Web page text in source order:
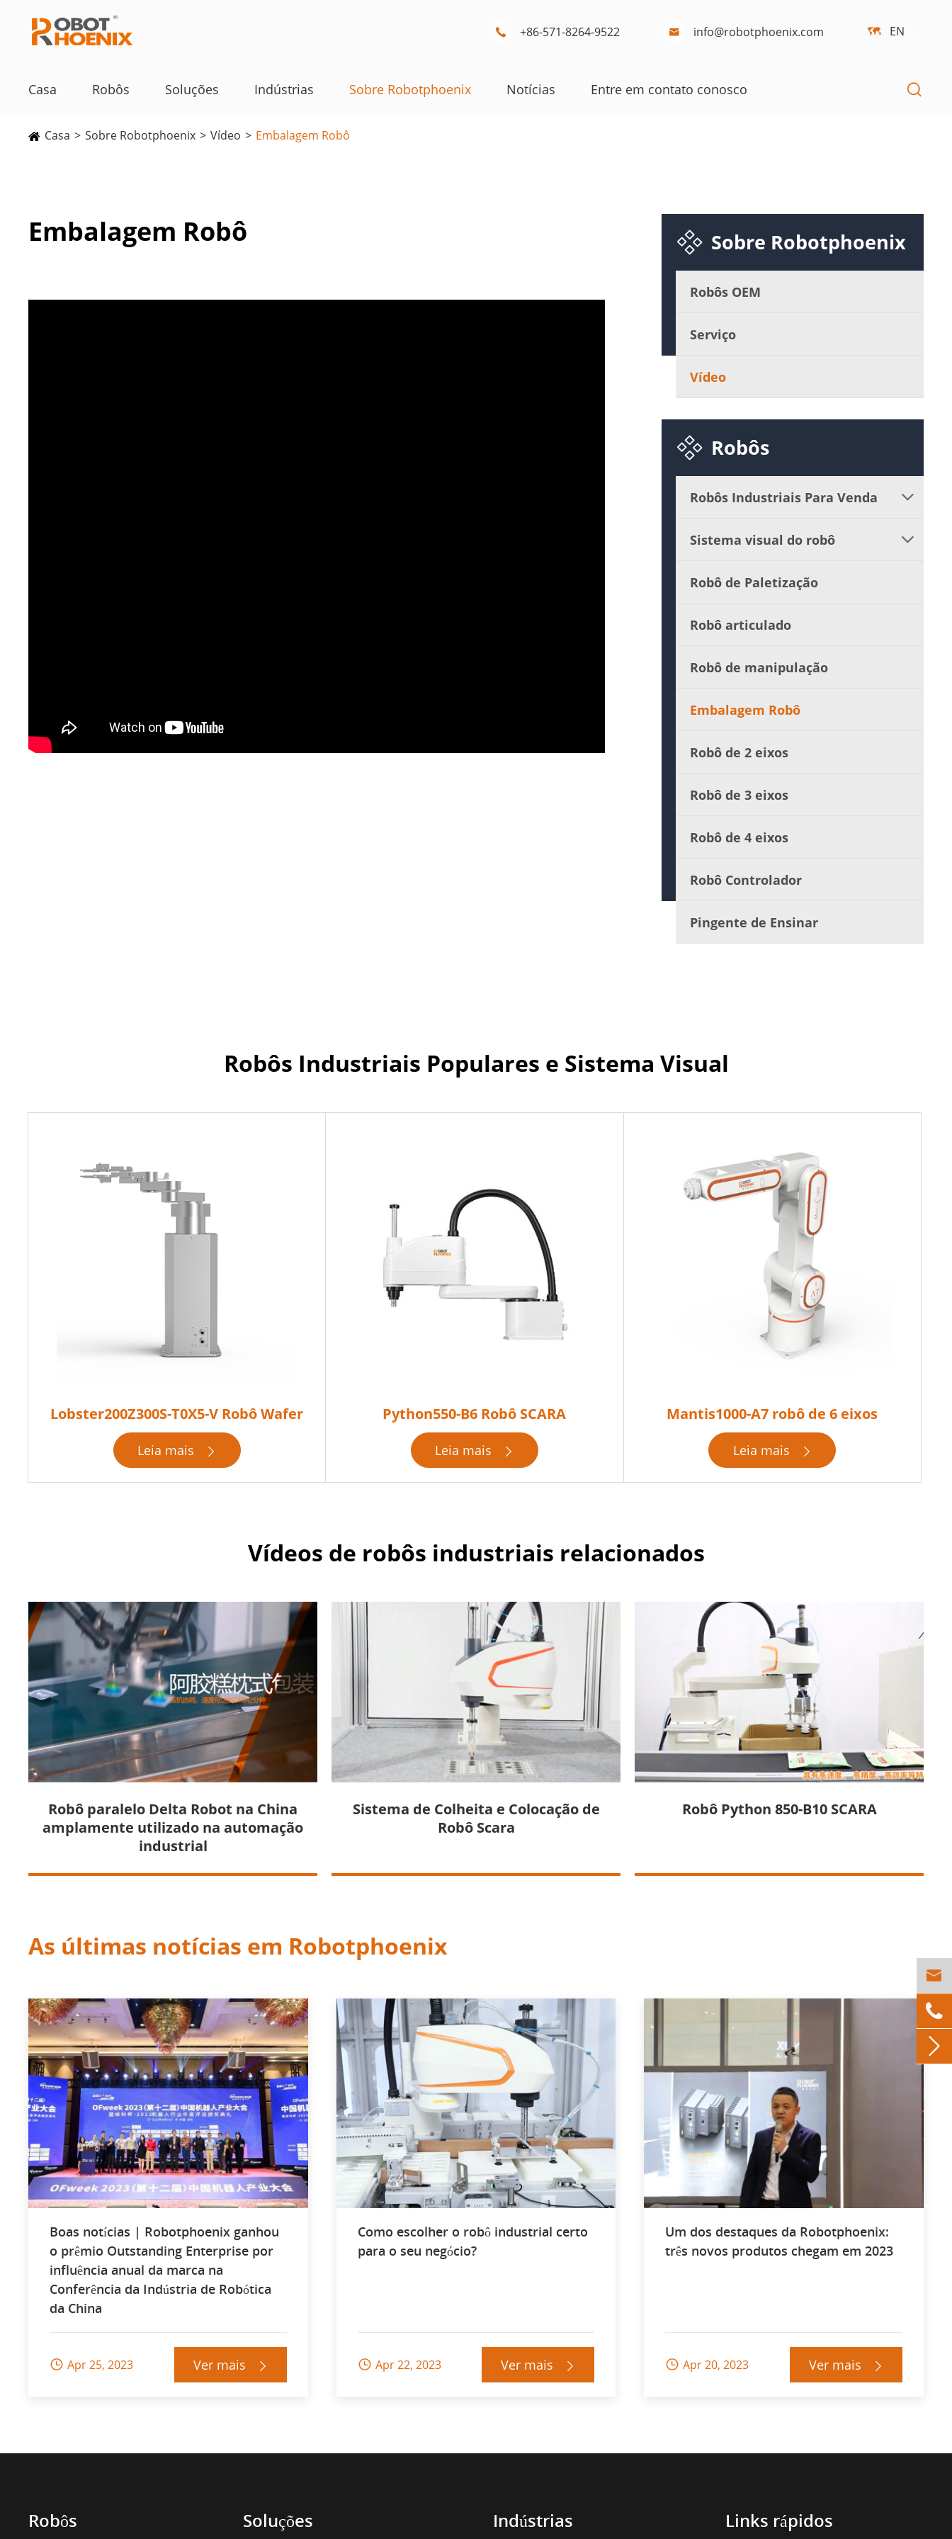
 +86-571-8264-9522  info@robotphoenix.com  EN
Casa Robôs Soluções Indústrias Sobre Robotphoenix Notícias Entre em contato conosco 
Casa Sobre Robotphoenix Vídeo Embalagem Robô
Embalagem Robô  Sobre Robotphoenix
Robôs OEM
Serviço
Vídeo
 Robôs
Robôs Industriais Para Venda 
Sistema visual do robô 
Robô de Paletização
Robô articulado
Robô de manipulação
Embalagem Robô
Robô de 2 eixos
Robô de 3 eixos
Robô de 4 eixos
Robô Controlador
Pingente de Ensinar
Robôs Industriais Populares e Sistema Visual
Lobster200Z300S-T0X5-V Robô Wafer
Leia mais 
Python550-B6 Robô SCARA
Leia mais 
Mantis1000-A7 robô de 6 eixos
Leia mais 
Vídeos de robôs industriais relacionados
Robô paralelo Delta Robot na China
amplamente utilizado na automação
industrial
Sistema de Colheita e Colocação de
Robô Scara
Robô Python 850-B10 SCARA
As últimas notícias em Robotphoenix
Boas notícias | Robotphoenix ganhou
o prêmio Outstanding Enterprise por
influência anual da marca na
Conferência da Indústria de Robótica
da China
 Apr 25, 2023 Ver mais 
Como escolher o robô industrial certo
para o seu negócio?
 Apr 22, 2023 Ver mais 
Um dos destaques da Robotphoenix:
três novos produtos chegam em 2023
 Apr 20, 2023 Ver mais 
Robôs Soluções Indústrias Links rápidos


